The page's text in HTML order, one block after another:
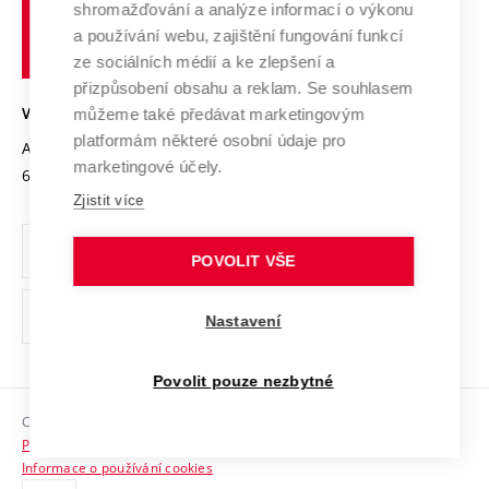
Transfer znalostí
Open Science
Projekty
Projekty ze strukturálních fondů
Specifický výzkum
Služby univerzity
Mezinárodní dohody
Univerzitní sítě
Udržitelná univerzita
Podnikavá univerzita / ContriBUTe
Bezpečná univerzita
Vyznamenání
Organizační struktura
Ochrana osobních údajů
odkaz)
Sociální bezpečí
HR Award
učení
technické
VYSOKÉ UČENÍ TECHNICKÉ V BRNĚ
Antonínská 548/1
602 00 Brno
www.vut.cz
vut@vutbr.cz
Copyright © 2026 VUT
Prohlášení o přístupnosti
Informace o používání cookies
shromažďování a analýze informací o výkonu
a používání webu, zajištění fungování funkcí
ze sociálních médií a ke zlepšení a
přizpůsobení obsahu a reklam. Se souhlasem
můžeme také předávat marketingovým
platformám některé osobní údaje pro
marketingové účely.
Zjistit více
POVOLIT VŠE
Nastavení
Povolit pouze nezbytné